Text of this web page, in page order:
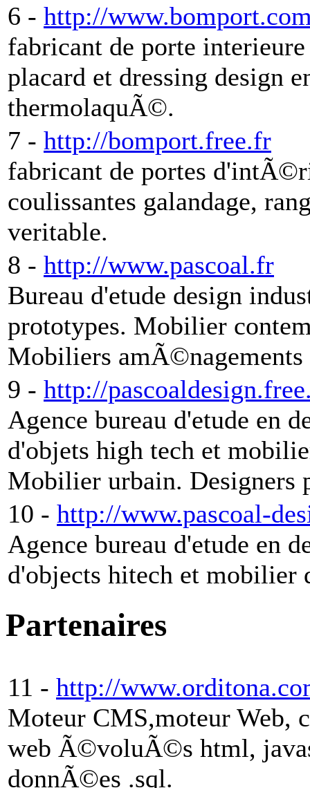
6 - http://
fabricant de porte
placard et dressing design
thermolaquÃ©.
7 - http://bomport.free.fr
fabricant de portes
coulissantes galandage,
veritable.
8 - http://www.pascoal.fr
Bureau d'etude design
prototypes. Mobilier
Mobiliers amÃ©nagements
9 - http://
Agence bureau d'etude en
d'objets high tech et
Mobilier urbain. Designers
10 - http://www.pascoal-
Agence bureau d'etude en
d'objects hitech et mobilier
Partenaires
11 - http://
Moteur CMS,moteur Web,
web Ã©voluÃ©s html,
donnÃ©es .sql.